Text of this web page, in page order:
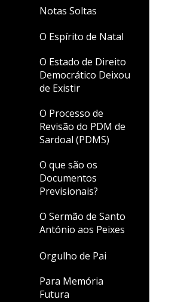
Notas Soltas
O Espírito de Natal
O Estado de Direito
Democrático Deixou
de Existir
O Processo de
Revisão do PDM de
Sardoal (PDMS)
O que são os
Documentos
Previsionais?
O Sermão de Santo
António aos Peixes
Orgulho de Pai
Para Memória
Futura